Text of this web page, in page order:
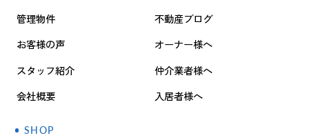
管理物件
お客様の声
スタッフ紹介
会社概要
不動産ブログ
オーナー様へ
仲介業者様へ
入居者様へ
SHOP